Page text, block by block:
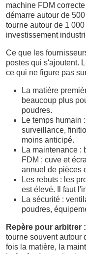
machine FDM
démarre autour de
tourne autour de 1
investissement
Ce que les
postes qui s'ajoutent.
ce qui ne figure pas
La matière
beaucoup plus
poudres.
Le temps humain
surveillance,
moins anticipé.
La maintenance :
FDM ; cuve et
annuel de pièces
Les rebuts : les
est élevé. Il faut
La sécurité :
poudres,
Repère pour arbitrer :
tourne souvent autour
fois la matière, la